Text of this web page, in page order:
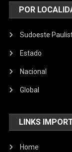
POR
Sudoeste
Estado
Nacional
Global
LINKS
Home